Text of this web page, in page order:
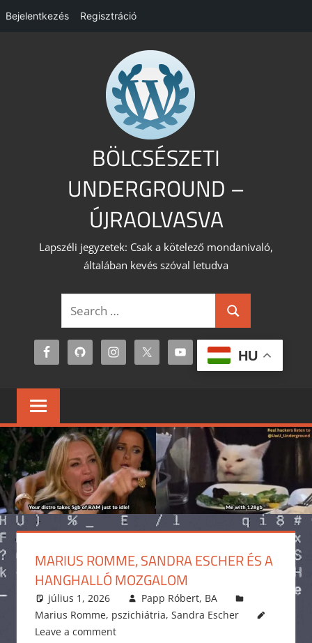
Bejelentkezés Regisztráció
BÖLCSÉSZETI
UNDERGROUND –
ÚJRAOLVASVA
Lapszéli jegyzetek: Csak a kötelező mondanivaló,
általában kevés szóval letudva
Search
for:
Search
HU
MARIUS ROMME, SANDRA ESCHER ÉS A
HANGHALLÓ MOZGALOM
július 1, 2026
Papp Róbert, BA
Marius Romme, pszichiátria, Sandra Escher
Leave a comment